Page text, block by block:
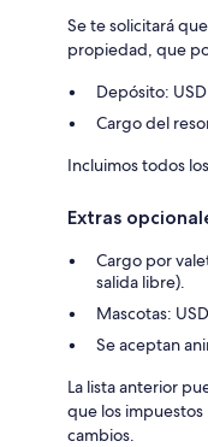
Se te solicitará
propiedad, que
Depósito:
Cargo del
Incluimos todos
Extras
Cargo por
salida libre).
Mascotas:
Se aceptan
La lista anterior
que los
cambios.